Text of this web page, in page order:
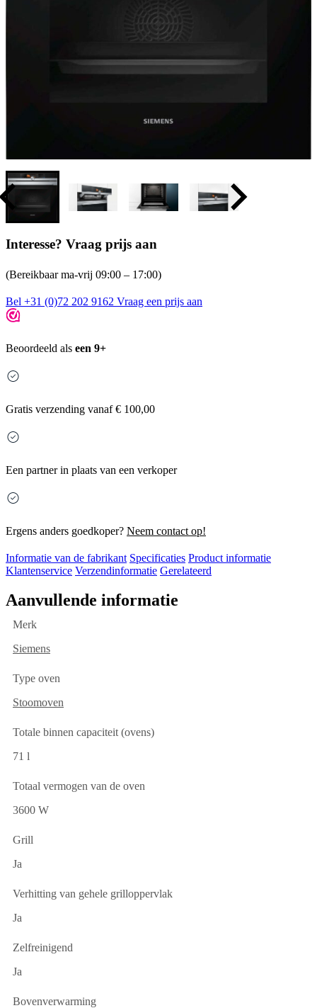
Interesse? Vraag prijs aan
(Bereikbaar ma-vrij 09:00 – 17:00)
Bel +31 (0)72 202 9162 Vraag een prijs aan
Beoordeeld als een 9+
Gratis verzending vanaf € 100,00
Een partner in plaats van een verkoper
Ergens anders goedkoper? Neem contact op!
Informatie van de fabrikant Specificaties Product informatie
Klantenservice Verzendinformatie Gerelateerd
Aanvullende informatie
Merk
Siemens
Type oven
Stoomoven
Totale binnen capaciteit (ovens)
71 l
Totaal vermogen van de oven
3600 W
Grill
Ja
Verhitting van gehele grilloppervlak
Ja
Zelfreinigend
Ja
Bovenverwarming